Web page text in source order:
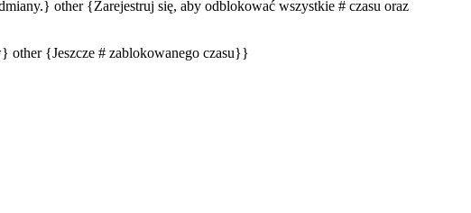
other {Zarejestruj się, aby odblokować wszystkie # czasu oraz
other {Jeszcze # zablokowanego czasu}}